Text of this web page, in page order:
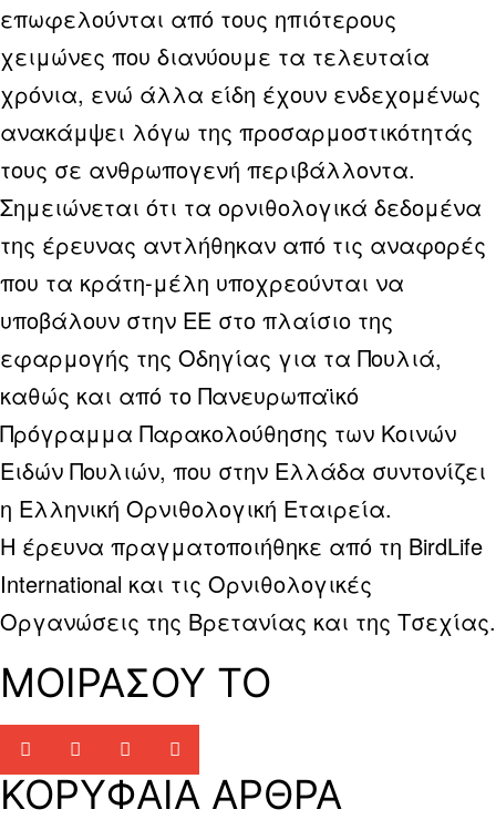
επωφελούνται από τους ηπιότερους
χειμώνες που διανύουμε τα τελευταία
χρόνια, ενώ άλλα είδη έχουν ενδεχομένως
ανακάμψει λόγω της προσαρμοστικότητάς
τους σε ανθρωπογενή περιβάλλοντα.
Σημειώνεται ότι τα ορνιθολογικά δεδομένα
της έρευνας αντλήθηκαν από τις αναφορές
που τα κράτη-μέλη υποχρεούνται να
υποβάλουν στην ΕΕ στο πλαίσιο της
εφαρμογής της Οδηγίας για τα Πουλιά,
καθώς και από το Πανευρωπαϊκό
Πρόγραμμα Παρακολούθησης των Κοινών
Ειδών Πουλιών, που στην Ελλάδα συντονίζει
η Ελληνική Ορνιθολογική Εταιρεία.
Η έρευνα πραγματοποιήθηκε από τη BirdLife
International και τις Ορνιθολογικές
Οργανώσεις της Βρετανίας και της Τσεχίας.
ΜΟΙΡΑΣΟΥ ΤΟ
ΚΟΡΥΦΑΙΑ ΑΡΘΡΑ